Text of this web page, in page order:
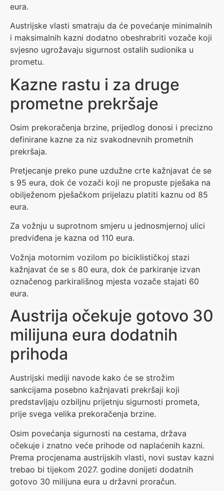
eura.
Austrijske vlasti smatraju da će povećanje minimalnih
i maksimalnih kazni dodatno obeshrabriti vozače koji
svjesno ugrožavaju sigurnost ostalih sudionika u
prometu.
Kazne rastu i za druge
prometne prekršaje
Osim prekoračenja brzine, prijedlog donosi i precizno
definirane kazne za niz svakodnevnih prometnih
prekršaja.
Pretjecanje preko pune uzdužne crte kažnjavat će se
s 95 eura, dok će vozači koji ne propuste pješaka na
obilježenom pješačkom prijelazu platiti kaznu od 85
eura.
Za vožnju u suprotnom smjeru u jednosmjernoj ulici
predviđena je kazna od 110 eura.
Vožnja motornim vozilom po biciklističkoj stazi
kažnjavat će se s 80 eura, dok će parkiranje izvan
označenog parkirališnog mjesta vozače stajati 60
eura.
Austrija očekuje gotovo 30
milijuna eura dodatnih
prihoda
Austrijski mediji navode kako će se strožim
sankcijama posebno kažnjavati prekršaji koji
predstavljaju ozbiljnu prijetnju sigurnosti prometa,
prije svega velika prekoračenja brzine.
Osim povećanja sigurnosti na cestama, država
očekuje i znatno veće prihode od naplaćenih kazni.
Prema procjenama austrijskih vlasti, novi sustav kazni
trebao bi tijekom 2027. godine donijeti dodatnih
gotovo 30 milijuna eura u državni proračun.